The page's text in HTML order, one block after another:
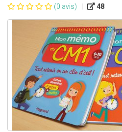
(0 avis) 48